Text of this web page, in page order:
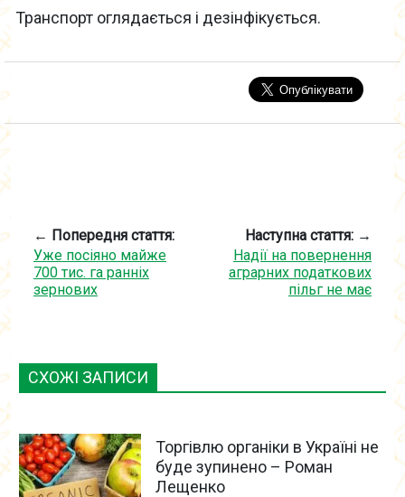
Транспорт оглядається і дезінфікується.
← Попередня стаття:
Уже посіяно майже
700 тис. га ранніх
зернових
Наступна стаття: →
Надії на повернення
аграрних податкових
пільг не має
СХОЖІ ЗАПИСИ
Торгівлю органіки в Україні не
буде зупинено – Роман
Лещенко